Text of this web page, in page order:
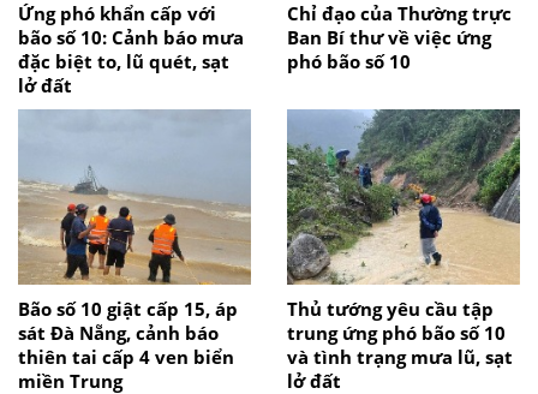
Ứng phó khẩn cấp với
bão số 10: Cảnh báo mưa
đặc biệt to, lũ quét, sạt
lở đất
Chỉ đạo của Thường trực
Ban Bí thư về việc ứng
phó bão số 10
Bão số 10 giật cấp 15, áp
sát Đà Nẵng, cảnh báo
thiên tai cấp 4 ven biển
miền Trung
Thủ tướng yêu cầu tập
trung ứng phó bão số 10
và tình trạng mưa lũ, sạt
lở đất